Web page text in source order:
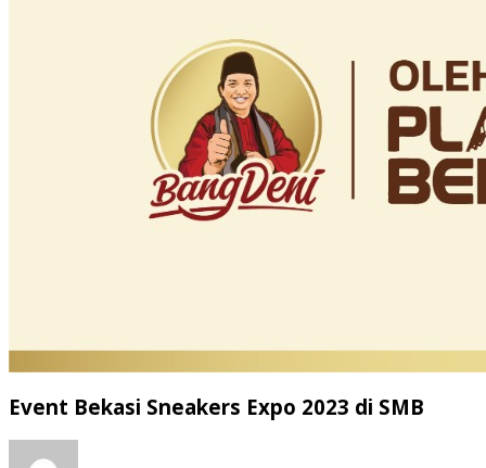
Event Bekasi Sneakers Expo 2023 di SMB